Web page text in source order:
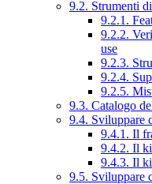
9.2. Strumenti
9.2.1.
9.2.2.
use
9.2.3.
9.2.4.
9.2.5.
9.3. Catalogo
9.4. Sviluppare
9.4.1. Il
9.4.2. Il
9.4.3. Il
9.5. Sviluppare